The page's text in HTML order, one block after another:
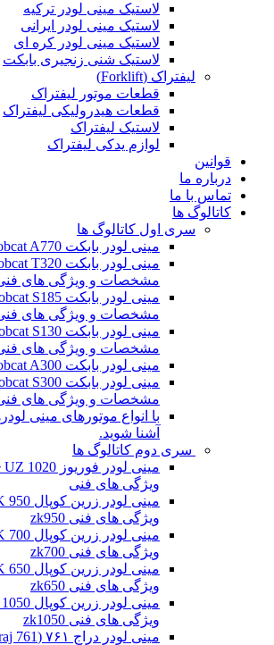
لاستیک مینی لودر ترکیه
لاستیک مینی لودر ایرانی
لاستیک مینی لودر کره ای
لاستیک شنی زنجیری بابکت
لیفتراک (Forklift)
قطعات موتور لیفتراک
قطعات هیدرولیکی لیفتراک
لاستیک لیفتراک
لوازم یدکی لیفتراک
قوانین
درباره ما
تماس با ما
کاتالوگ ها
سری اول کاتالوگ ها
مینی لودر بابکت Bobcat A770
مشخصات و ویژگی های
مشخصات و ویژگی های
مشخصات و ویژگی های
مینی لودر بابکت Bobcat A300
مشخصات و ویژگی های
با انواع موتورهای مینی
آشنا شوید.
سری دوم کاتالوگ ها
ویژگی های فنی
ویژگی های فنی zk950
ویژگی های فنی zk700
ویژگی های فنی zk650
ویژگی های فنی zk1050